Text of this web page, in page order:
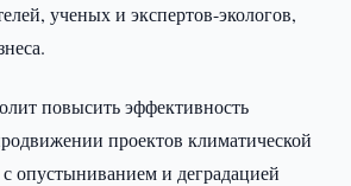
ученых и экспертов-экологов,
повысить эффективность
проектов климатической
опустыниванием и деградацией